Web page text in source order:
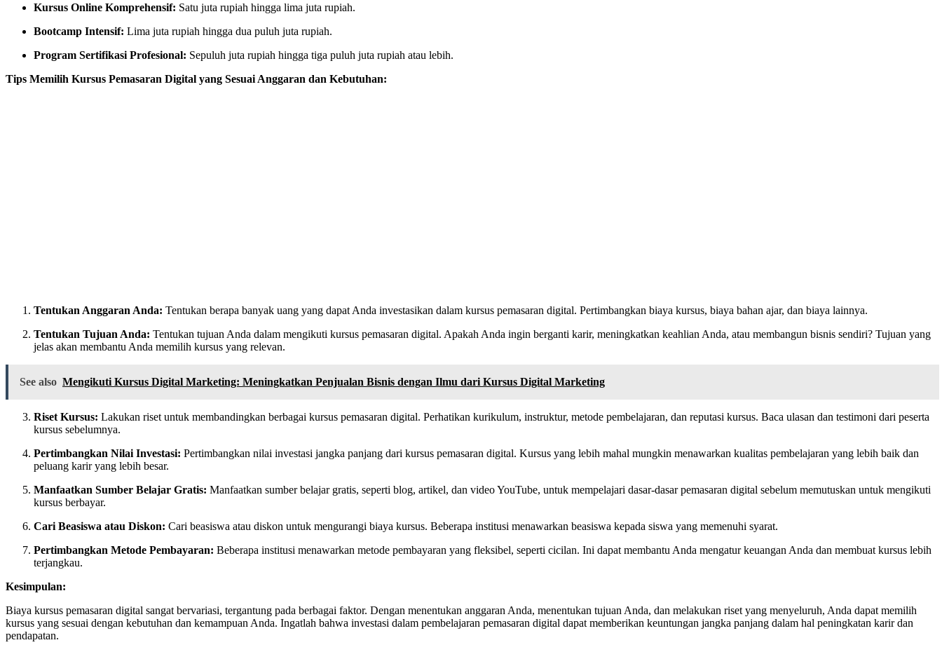
Kursus Online Komprehensif: Satu juta rupiah hingga lima juta rupiah.
Bootcamp Intensif: Lima juta rupiah hingga dua puluh juta rupiah.
Program Sertifikasi Profesional: Sepuluh juta rupiah hingga tiga puluh juta rupiah atau lebih.
Tips Memilih Kursus Pemasaran Digital yang Sesuai Anggaran dan Kebutuhan:
Tentukan Anggaran Anda: Tentukan berapa banyak uang yang dapat Anda investasikan dalam kursus pemasaran digital. Pertimbangkan biaya kursus, biaya bahan ajar, dan biaya lainnya.
Tentukan Tujuan Anda: Tentukan tujuan Anda dalam mengikuti kursus pemasaran digital. Apakah Anda ingin berganti karir, meningkatkan keahlian Anda, atau membangun bisnis sendiri? Tujuan yang
jelas akan membantu Anda memilih kursus yang relevan.
See also Mengikuti Kursus Digital Marketing: Meningkatkan Penjualan Bisnis dengan Ilmu dari Kursus Digital Marketing
Riset Kursus: Lakukan riset untuk membandingkan berbagai kursus pemasaran digital. Perhatikan kurikulum, instruktur, metode pembelajaran, dan reputasi kursus. Baca ulasan dan testimoni dari peserta
kursus sebelumnya.
Pertimbangkan Nilai Investasi: Pertimbangkan nilai investasi jangka panjang dari kursus pemasaran digital. Kursus yang lebih mahal mungkin menawarkan kualitas pembelajaran yang lebih baik dan
peluang karir yang lebih besar.
Manfaatkan Sumber Belajar Gratis: Manfaatkan sumber belajar gratis, seperti blog, artikel, dan video YouTube, untuk mempelajari dasar-dasar pemasaran digital sebelum memutuskan untuk mengikuti
kursus berbayar.
Cari Beasiswa atau Diskon: Cari beasiswa atau diskon untuk mengurangi biaya kursus. Beberapa institusi menawarkan beasiswa kepada siswa yang memenuhi syarat.
Pertimbangkan Metode Pembayaran: Beberapa institusi menawarkan metode pembayaran yang fleksibel, seperti cicilan. Ini dapat membantu Anda mengatur keuangan Anda dan membuat kursus lebih
terjangkau.
Kesimpulan:
Biaya kursus pemasaran digital sangat bervariasi, tergantung pada berbagai faktor. Dengan menentukan anggaran Anda, menentukan tujuan Anda, dan melakukan riset yang menyeluruh, Anda dapat memilih
kursus yang sesuai dengan kebutuhan dan kemampuan Anda. Ingatlah bahwa investasi dalam pembelajaran pemasaran digital dapat memberikan keuntungan jangka panjang dalam hal peningkatan karir dan
pendapatan.